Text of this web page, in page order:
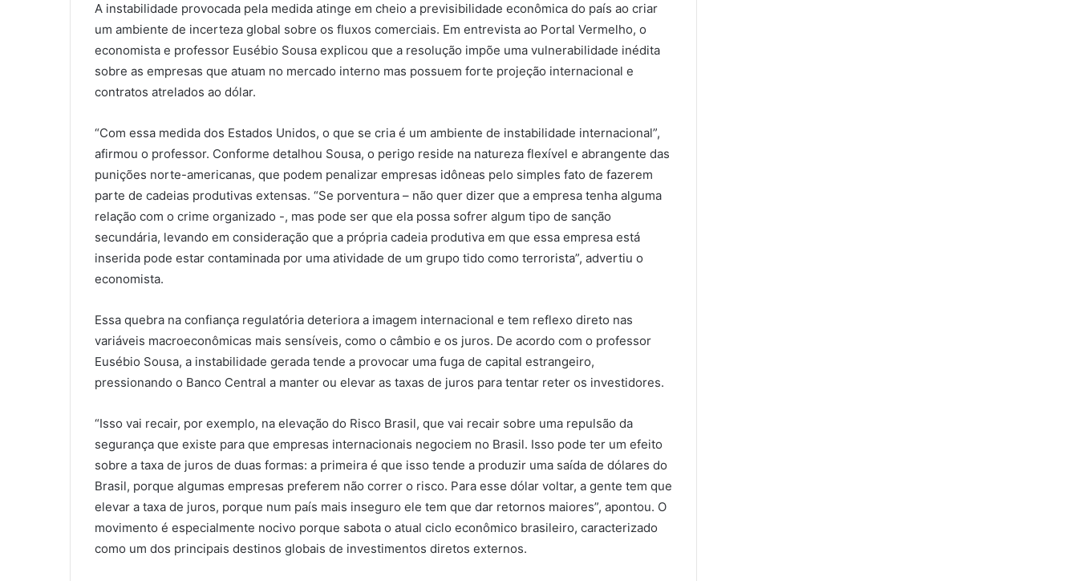
A instabilidade provocada pela medida atinge em cheio a previsibilidade econômica do país ao criar
um ambiente de incerteza global sobre os fluxos comerciais. Em entrevista ao Portal Vermelho, o
economista e professor Eusébio Sousa explicou que a resolução impõe uma vulnerabilidade inédita
sobre as empresas que atuam no mercado interno mas possuem forte projeção internacional e
contratos atrelados ao dólar.
“Com essa medida dos Estados Unidos, o que se cria é um ambiente de instabilidade internacional”,
afirmou o professor. Conforme detalhou Sousa, o perigo reside na natureza flexível e abrangente das
punições norte-americanas, que podem penalizar empresas idôneas pelo simples fato de fazerem
parte de cadeias produtivas extensas. “Se porventura – não quer dizer que a empresa tenha alguma
relação com o crime organizado -, mas pode ser que ela possa sofrer algum tipo de sanção
secundária, levando em consideração que a própria cadeia produtiva em que essa empresa está
inserida pode estar contaminada por uma atividade de um grupo tido como terrorista”, advertiu o
economista.
Essa quebra na confiança regulatória deteriora a imagem internacional e tem reflexo direto nas
variáveis macroeconômicas mais sensíveis, como o câmbio e os juros. De acordo com o professor
Eusébio Sousa, a instabilidade gerada tende a provocar uma fuga de capital estrangeiro,
pressionando o Banco Central a manter ou elevar as taxas de juros para tentar reter os investidores.
“Isso vai recair, por exemplo, na elevação do Risco Brasil, que vai recair sobre uma repulsão da
segurança que existe para que empresas internacionais negociem no Brasil. Isso pode ter um efeito
sobre a taxa de juros de duas formas: a primeira é que isso tende a produzir uma saída de dólares do
Brasil, porque algumas empresas preferem não correr o risco. Para esse dólar voltar, a gente tem que
elevar a taxa de juros, porque num país mais inseguro ele tem que dar retornos maiores”, apontou. O
movimento é especialmente nocivo porque sabota o atual ciclo econômico brasileiro, caracterizado
como um dos principais destinos globais de investimentos diretos externos.